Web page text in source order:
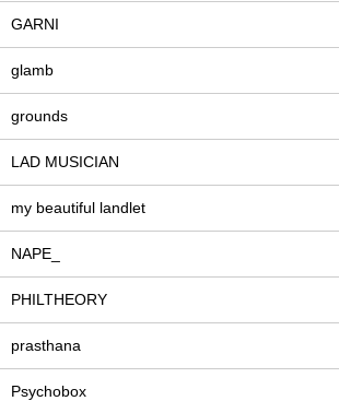
GARNI
glamb
grounds
LAD MUSICIAN
my beautiful landlet
NAPE_
PHILTHEORY
prasthana
Psychobox